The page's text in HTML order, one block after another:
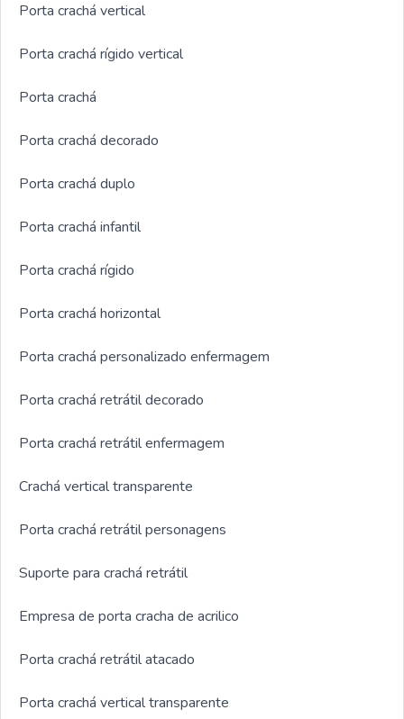
Porta crachá vertical
Porta crachá rígido vertical
Porta crachá
Porta crachá decorado
Porta crachá duplo
Porta crachá infantil
Porta crachá rígido
Porta crachá horizontal
Porta crachá personalizado enfermagem
Porta crachá retrátil decorado
Porta crachá retrátil enfermagem
Crachá vertical transparente
Porta crachá retrátil personagens
Suporte para crachá retrátil
Empresa de porta cracha de acrilico
Porta crachá retrátil atacado
Porta crachá vertical transparente